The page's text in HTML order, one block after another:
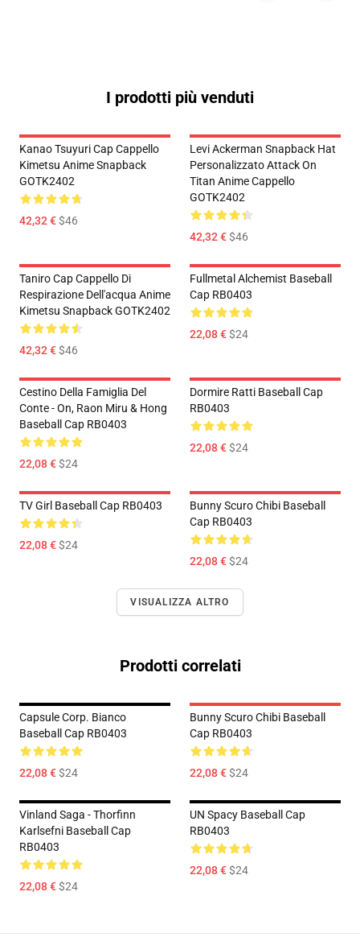
I prodotti più venduti
Kanao Tsuyuri Cap Cappello
Kimetsu Anime Snapback
GOTK2402
42,32 €$46
Levi Ackerman Snapback Hat
Personalizzato Attack On
Titan Anime Cappello
GOTK2402
42,32 €$46
Taniro Cap Cappello Di
Respirazione Dell'acqua Anime
Kimetsu Snapback GOTK2402
42,32 €$46
Fullmetal Alchemist Baseball
Cap RB0403
22,08 €$24
Cestino Della Famiglia Del
Conte - On, Raon Miru & Hong
Baseball Cap RB0403
22,08 €$24
Dormire Ratti Baseball Cap
RB0403
22,08 €$24
TV Girl Baseball Cap RB0403
22,08 €$24
Bunny Scuro Chibi Baseball
Cap RB0403
22,08 €$24
VISUALIZZA ALTRO
Prodotti correlati
Capsule Corp. Bianco
Baseball Cap RB0403
22,08 €$24
Bunny Scuro Chibi Baseball
Cap RB0403
22,08 €$24
Vinland Saga - Thorfinn
Karlsefni Baseball Cap
RB0403
22,08 €$24
UN Spacy Baseball Cap
RB0403
22,08 €$24